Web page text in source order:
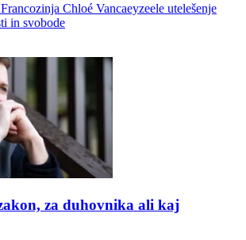
Chloé Vancaeyzeele utelešenje
in svobode
za duhovnika ali kaj